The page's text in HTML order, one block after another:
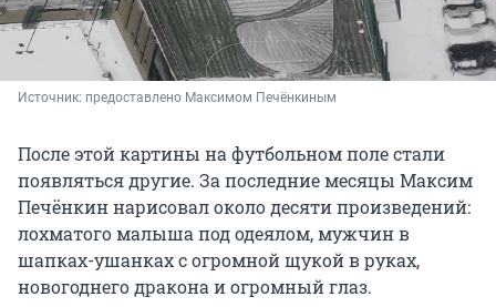
Источник: предоставлено Максимом Печёнкиным
После этой картины на футбольном поле стали
появляться другие. За последние месяцы Максим
Печёнкин нарисовал около десяти произведений:
лохматого малыша под одеялом, мужчин в
шапках-ушанках с огромной щукой в руках,
новогоднего дракона и огромный глаз.